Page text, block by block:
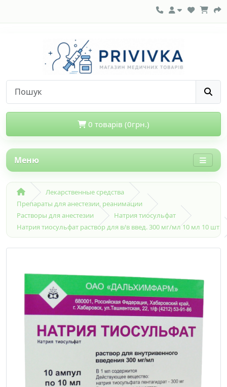
0 товарів (0грн.)
Меню
Лекарственные средства
Препараты для анестезии, реанимации
Растворы для анестезии
Натрия тиосульфат
Натрия тиосульфат раствор для в/в введ. 300 мг/мл 10 мл 10 шт